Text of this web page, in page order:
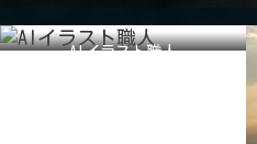
AIイラスト職人